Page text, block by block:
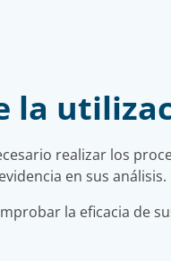
la
realizar los
en sus análisis.
la eficacia de